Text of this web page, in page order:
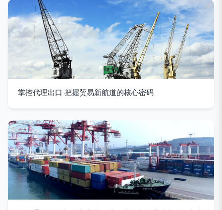
掌控代理出口 把握贸易新航道的核心密码